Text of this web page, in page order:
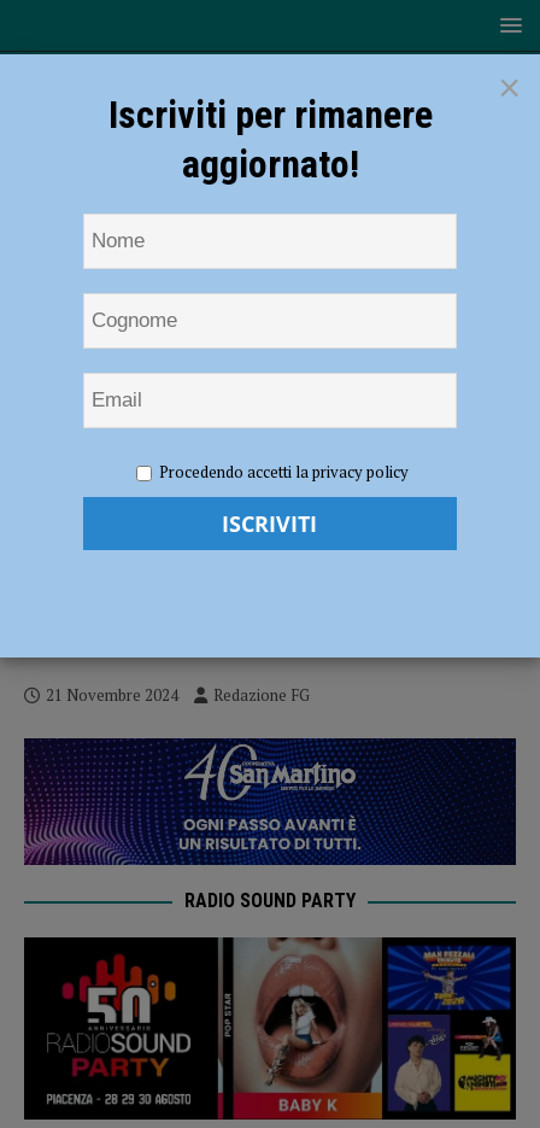
amministratori di condominio, organizzato in collaborazione con
Confedilizia e La Tribuna
Corso per amministratori di condominio,
21 Novembre 2024 Redazione FG
RADIO SOUND PARTY
×
Iscriviti per rimanere
aggiornato!
Procedendo accetti la privacy policy